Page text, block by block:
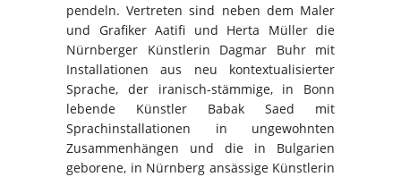
pendeln. Vertreten sind neben dem Maler
und Grafiker Aatifi und Herta Müller die
Nürnberger Künstlerin Dagmar Buhr mit
Installationen aus neu kontextualisierter
Sprache, der iranisch-stämmige, in Bonn
lebende Künstler Babak Saed mit
Sprachinstallationen in ungewohnten
Zusammenhängen und die in Bulgarien
geborene, in Nürnberg ansässige Künstlerin